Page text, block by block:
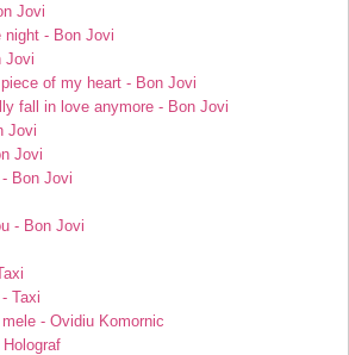
Jovi
night - Bon Jovi
Jovi
of my heart - Bon Jovi
fall in love anymore - Bon Jovi
Jovi
Jovi
Bon Jovi
- Bon Jovi
Taxi
- Ovidiu Komornic